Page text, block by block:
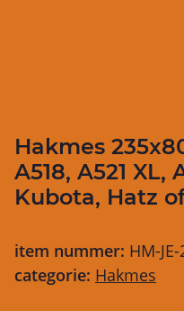
Hakmes
A518, A521 XL,
Kubota, Hatz
item nummer: HM-
categorie: Hakmes